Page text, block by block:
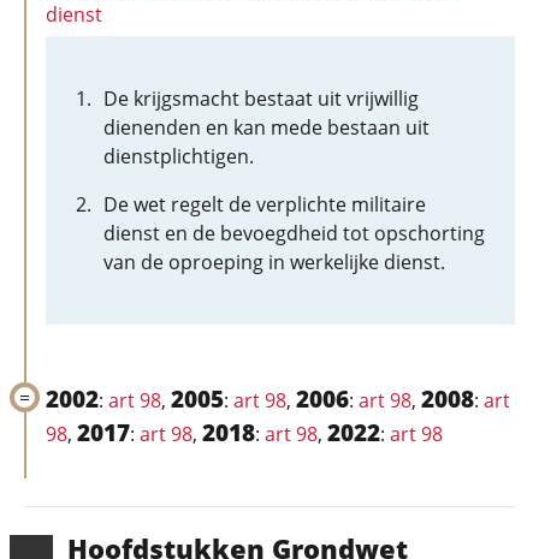
Hoofd­stukken Grondwet
dienst
De krijgsmacht bestaat uit vrijwillig
dienenden en kan mede bestaan uit
dienstplichtigen.
De wet regelt de verplichte militaire
dienst en de bevoegdheid tot opschorting
van de oproeping in werkelijke dienst.
2002: art 98, 2005: art 98, 2006: art 98, 2008: art
98, 2017: art 98, 2018: art 98, 2022: art 98